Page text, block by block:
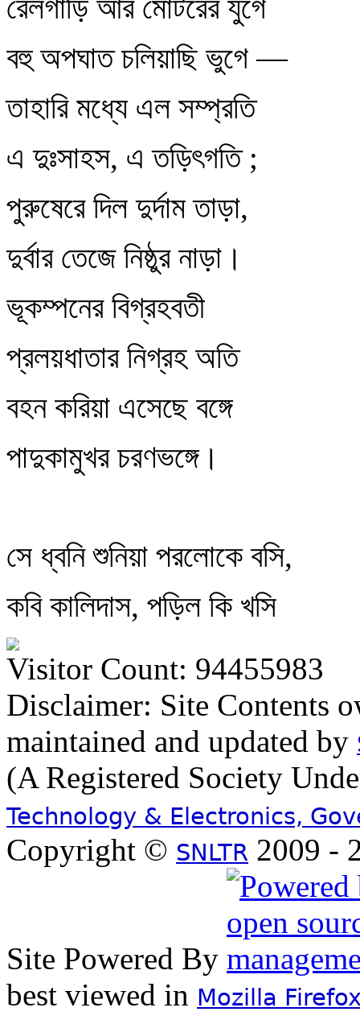
রেলগাড়ি আর মোটরের যুগে
বহু অপঘাত চলিয়াছি ভুগে —
তাহারি মধ্যে এল সম্প্রতি
এ দুঃসাহস, এ তড়িৎগতি ;
পুরুষেরে দিল দুর্দাম তাড়া,
দুর্বার তেজে নিষ্ঠুর নাড়া।
ভূকম্পনের বিগ্রহবতী
প্রলয়ধাতার নিগ্রহ অতি
বহন করিয়া এসেছে বঙ্গে
পাদুকামুখর চরণভঙ্গে।
সে ধ্বনি শুনিয়া পরলোকে বসি,
কবি কালিদাস, পড়িল কি খসি
Visitor Count: 94455983
Disclaimer: Site Contents
maintained and updated by
(A Registered Society
Technology & Electronics,
Copyright © SNLTR 2009 -
Site Powered By
best viewed in Mozilla